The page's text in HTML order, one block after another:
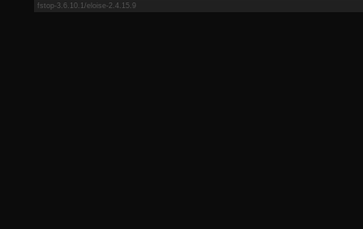
fstop-3.6.10.1/eloise-2.4.15.9